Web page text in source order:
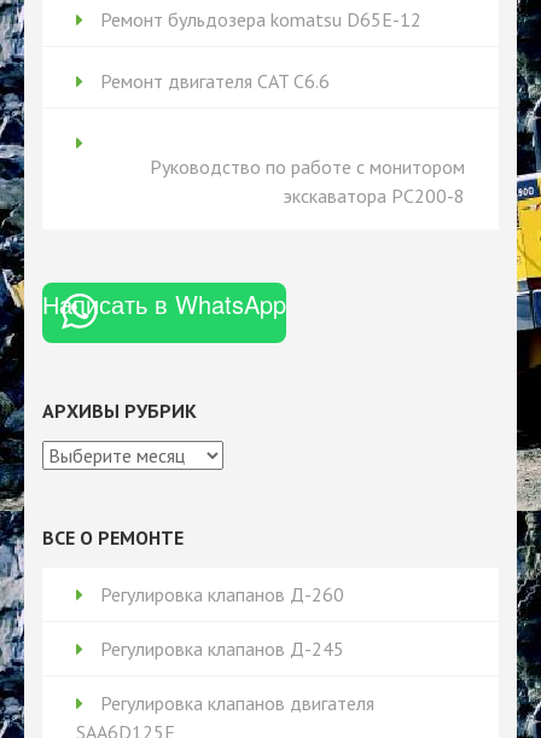
Ремонт бульдозера komatsu D65Е-12
Ремонт двигателя CAT C6.6
Руководство по работе с монитором
экскаватора PC200-8
Написать в WhatsApp
АРХИВЫ РУБРИК
Архивы
ВСЕ О РЕМОНТЕ
Регулировка клапанов Д-260
Регулировка клапанов Д-245
Регулировка клапанов двигателя
SAA6D125E